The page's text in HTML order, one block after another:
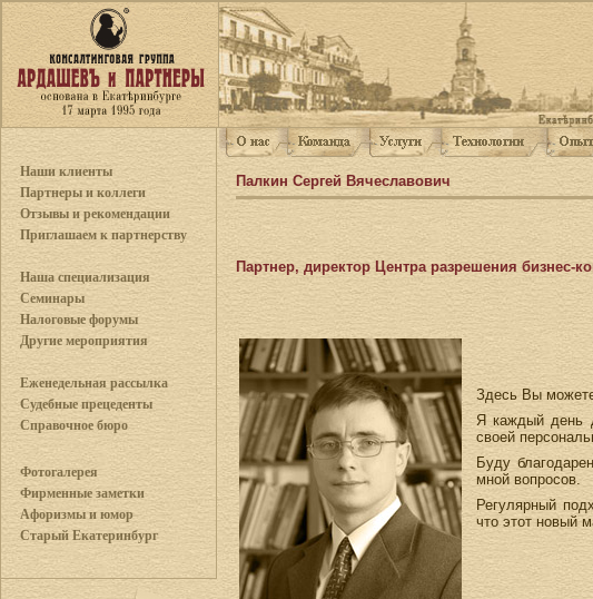
Наши клиенты
Партнеры и коллеги
Отзывы и рекомендации
Приглашаем к партнерству
Наша специализация
Семинары
Налоговые форумы
Другие мероприятия
Еженедельная рассылка
Судебные прецеденты
Справочное бюро
Фотогалерея
Фирменные заметки
Афоризмы и юмор
Старый Екатеринбург
Палкин Сергей Вячеславович
Партнер, директор Центра разрешения бизнес-
Здесь Вы
Я каждый день
своей
Буду
мной вопросов.
Регулярный
что этот новый